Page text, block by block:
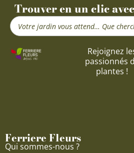
Trouver en un clic
Search
...
Rejoignez
passionnés
plantes !
Ferriere Fleurs
Qui sommes-nous ?